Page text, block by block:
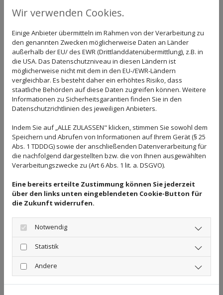
Jungunternehmer, Existenzgründer, Selbstständige und
kommen heute kaum mehr ohne die Unterstützung
eines versierten Steuerberaters aus - zu vielfältig und
aufwendig sind die zahlreichen Formalitäten, die Monat
für Monat rund um die Finanzlage des Unternehmens
erledigt werden müssen. Lohnbuchhaltung, die
Erstellung von Bilanzen oder der Jahresabschluss
erfordern viel Zeit und vor allem Fachwissen. Diese und
viele weitere Leistungen erhalten Geschäftskunden
Finanzbuchhaltung - nicht nur für
das Finanzamt wichtig
mehr als die monatliche oder vierteljährliche
Buchhaltung zur Umsatzsteuer-Voranmeldung.
des wirtschaftlichen Erfolges eines Unternehmens.
Durch eine betriebswirtschaftliche Auswertung wird der
wirtschaftliche Erfolg eines Unternehmens auf einen
Blick sichtbar. Beschäftigt das Unternehmen
Mitarbeiter, ist zudem die Lohnbuchhaltung von
größter Wichtigkeit. Schon kleinste Unregelmäßigkeiten
wirken sich sofort auf eine der wichtigsten Säulen des
Wir verwenden Cookies.
Einige Anbieter übermitteln im Rahmen von der Verarbeitung zu
den genannten Zwecken möglicherweise Daten an Länder
außerhalb der EU/ des EWR (Drittlanddatenübermittlung), z.B. in
die USA. Das Datenschutzniveau in diesen Ländern ist
möglicherweise nicht mit dem in den EU-/EWR-Ländern
vergleichbar. Es besteht daher ein erhöhtes Risiko, dass
staatliche Behörden auf diese Daten zugreifen können. Weitere
Informationen zu Sicherheitsgarantien finden Sie in den
Datenschutzrichtlinien des jeweiligen Anbieters.
Indem Sie auf „ALLE ZULASSEN" klicken, stimmen Sie sowohl dem
Speichern und Abrufen von Informationen auf Ihrem Gerät (§ 25
Abs. 1 TDDDG) sowie der anschließenden Datenverarbeitung für
die nachfolgend dargestellten bzw. die von Ihnen ausgewählten
Verarbeitungszwecke zu (Art 6 Abs. 1 lit. a. DSGVO).
Eine bereits erteilte Zustimmung können Sie jederzeit
über den links unten eingeblendeten Cookie-Button für
die Zukunft widerrufen.
Notwendig
Statistik
Andere